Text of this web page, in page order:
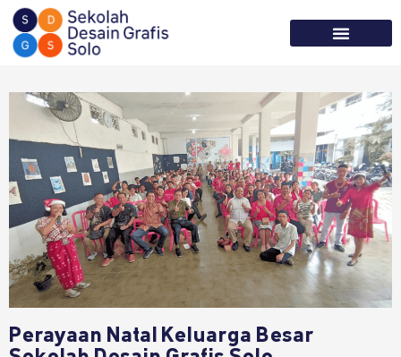
Perayaan Natal Keluarga Besar